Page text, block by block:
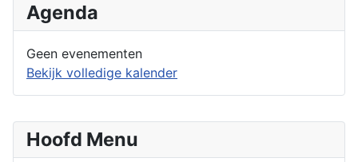
Hoofd Menu
Agenda
Geen evenementen
Bekijk volledige kalender